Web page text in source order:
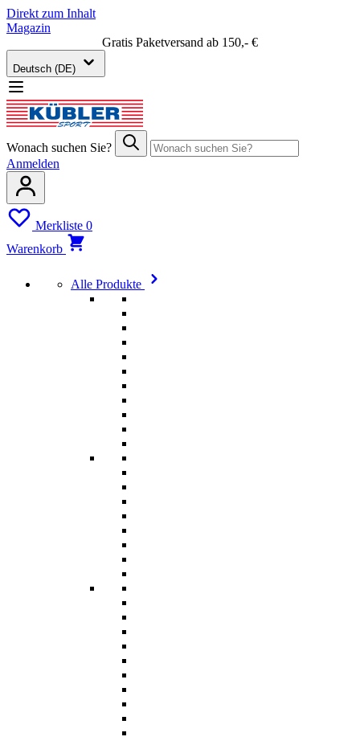
Direkt zum Inhalt
Magazin
Gratis Paketversand ab 150,- €
Deutsch (DE)
Wonach suchen Sie?
Anmelden
Merkliste 0
Warenkorb
Alle Produkte